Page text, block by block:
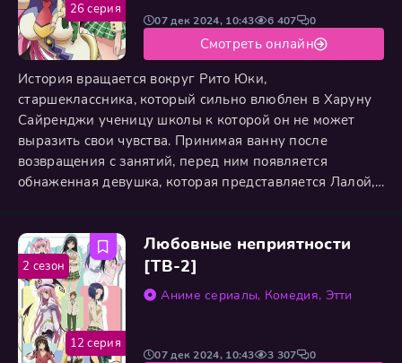
История вращается вокруг Рито Юки,
старшеклассника, который сильно влюблен в Харуну
Сайренджи ученицу школы к которой он не может
выразить свои чувства. Принимая ванну после
возвращения с занятий, перед ним появляется
обнаженная девушка, которая представляется Лалой,
чтобы она вернулась туда и продолжила свой поиск
жениха за которого она выйдет замуж и станет
королем вселенной, чего она не
07 дек 2024, 10:43 6 407 0
Смотреть онлайн
26 серия
Любовные неприятности
[ТВ-2]
Аниме сериалы, Комедия, Этти
07 дек 2024, 10:43 3 307 0
12 серия
2 сезон